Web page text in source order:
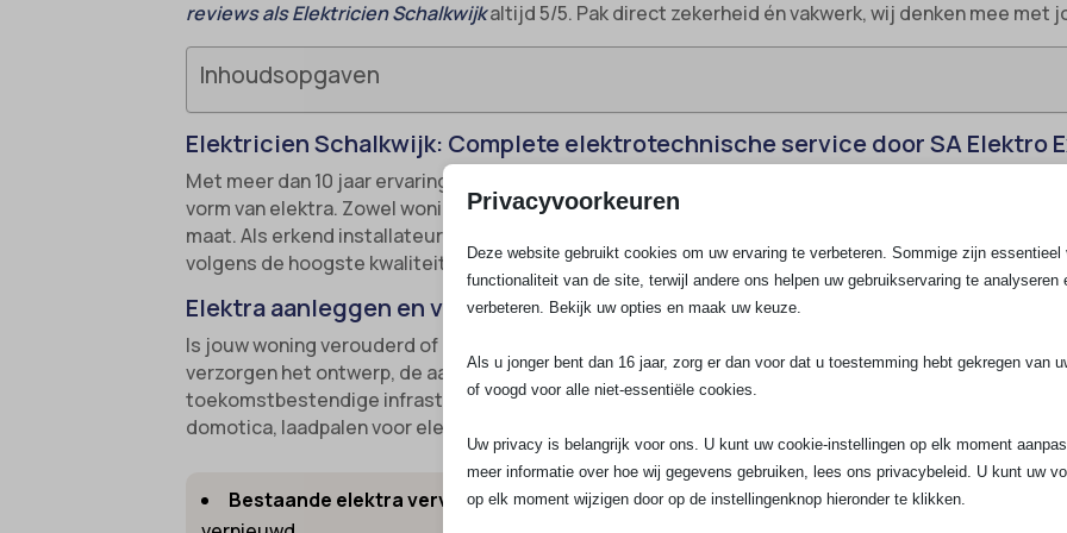
reviews als Elektricien Schalkwijkaltijd 5/5. Pak direct zekerheid én vakwerk, wij denken mee met
Inhoudsopgaven
Elektricien Schalkwijk: Complete elektrotechnische service door SA Elektro
Met meer dan 10 jaar ervaring en een team van gecertificeerde monteurs staan wij van SA Elektro
vorm van elektra. Zowel woningen als bedrijfspanden rekenen in de hele regio op snelle service,
maat. Als erkend installateur aangesloten bij Techniek Nederland en InstallQ lossen wij
volgens de hoogste kwaliteits- en veiligheidsnormen op.
Elektra aanleggen en vervangen in Schalkwijk
Is jouw woning verouderd of heb je uitbreidingen in je meterkast nodig vanwege een nieuwe
verzorgen het ontwerp, de aanleg en het vervangen van alle elektrische installaties. In Schalkwijk
toekomstbestendige infrastructuur die voldoet aan de actuele NEN1010 en NEN3140 eisen. Denk
domotica, laadpalen voor elektrische auto’s, krachtstroom en inductiekookplaten.
Bestaande elektra vervangen: Verouderde bedrading en groepenkasten worden met
Privacyvoorkeuren
Deze website gebruikt cookies om uw ervaring te verbeteren. Sommige zijn essentieel
functionaliteit van de site, terwijl andere ons helpen uw gebruikservaring te analyseren
verbeteren. Bekijk uw opties en maak uw keuze.
Als u jonger bent dan 16 jaar, zorg er dan voor dat u toestemming hebt gekregen van
of voogd voor alle niet-essentiële cookies.
Uw privacy is belangrijk voor ons. U kunt uw cookie-instellingen op elk moment
meer informatie over hoe wij gegevens gebruiken, lees ons privacybeleid. U kunt uw
op elk moment wijzigen door op de instellingenknop hieronder te klikken.